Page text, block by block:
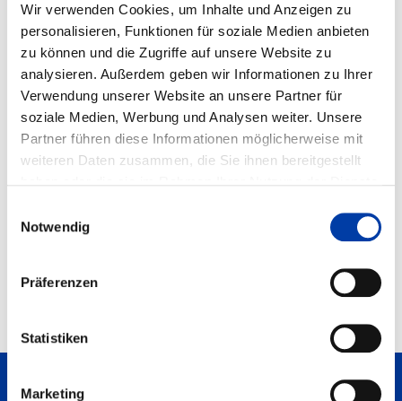
Wir verwenden Cookies, um Inhalte und Anzeigen zu
personalisieren, Funktionen für soziale Medien anbieten
zu können und die Zugriffe auf unsere Website zu
analysieren. Außerdem geben wir Informationen zu Ihrer
Verwendung unserer Website an unsere Partner für
soziale Medien, Werbung und Analysen weiter. Unsere
Partner führen diese Informationen möglicherweise mit
weiteren Daten zusammen, die Sie ihnen bereitgestellt
unsererDATENSCHUTZ
Seite, sowie in unserem
Notwendig
Präferenzen
Statistiken
Marketing
Ihre Herausforderung – sprechen Sie uns an!
Schreiben Sie uns!